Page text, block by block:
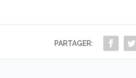
PARTAGER: